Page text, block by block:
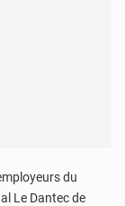
du
Le Dantec de